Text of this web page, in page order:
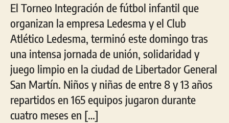
El Torneo Integración de fútbol infantil que
organizan la empresa Ledesma y el Club
Atlético Ledesma, terminó este domingo tras
una intensa jornada de unión, solidaridad y
juego limpio en la ciudad de Libertador General
San Martín. Niños y niñas de entre 8 y 13 años
repartidos en 165 equipos jugaron durante
cuatro meses en […]